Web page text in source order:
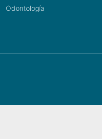
Odontología